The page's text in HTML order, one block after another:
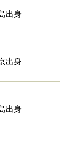
出身
出身
出身